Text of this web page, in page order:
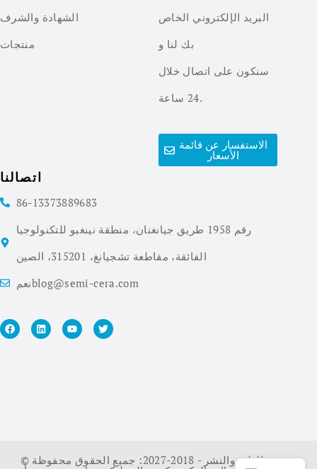
الشهادة والشرف
منتجات
البريد الإلكتروني الخاص
بك لنا و
سنكون على اتصال خلال
24 ساعة.
الاستفسار عن قائمة
الأسعار
اتصالنا
86-13373889683
رقم 1958 طريق جيانغنان، منطقة نينغبو للتكنولوجيا
الفائقة، مقاطعة تشجيانغ، 315201، الصين
نعمblog@semi-cera.com
© حقوق الطبع والنشر - 2018-2027: جميع الحقوق محفوظة.